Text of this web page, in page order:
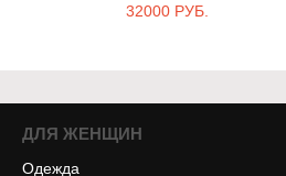
32000 РУБ.
ДЛЯ ЖЕНЩИН
Одежда